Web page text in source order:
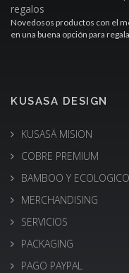
regalos
Novedosos productos con el
en una buena opción para
KUSASA DESIGN
KUSASÄ MISION
COBRE PREMIUM
BAMBOO Y
MERCHANDISING
SERVICIOS
PACKAGING
PAGO PAYPAL